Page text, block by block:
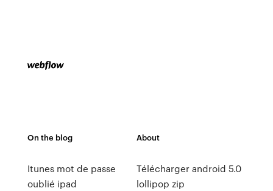
On the blog
Itunes mot de passe
oublié ipad
About
Télécharger android 5.0
lollipop zip